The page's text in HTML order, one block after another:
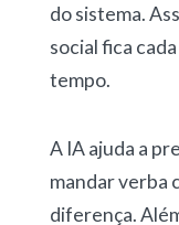
do sistema.
social fica
tempo.
A IA ajuda a
mandar verba
diferença.